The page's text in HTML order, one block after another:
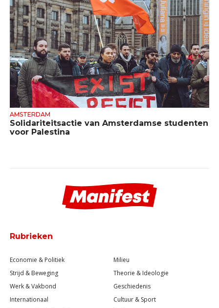
AMSTERDAM
Solidariteitsactie van Amsterdamse studenten
voor Palestina
Rubrieken
Economie & Politiek
Strijd & Beweging
Werk & Vakbond
Internationaal
Milieu
Theorie & Ideologie
Geschiedenis
Cultuur & Sport